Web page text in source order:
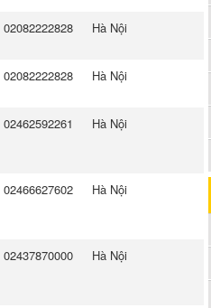
02082222828 Hà Nội
02082222828 Hà Nội
02462592261 Hà Nội
02466627602 Hà Nội
02437870000 Hà Nội